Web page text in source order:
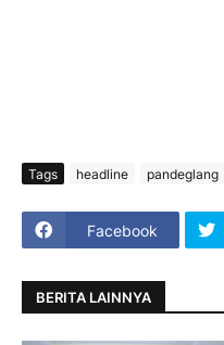
Tags headline pandeglang
Facebook
BERITA LAINNYA